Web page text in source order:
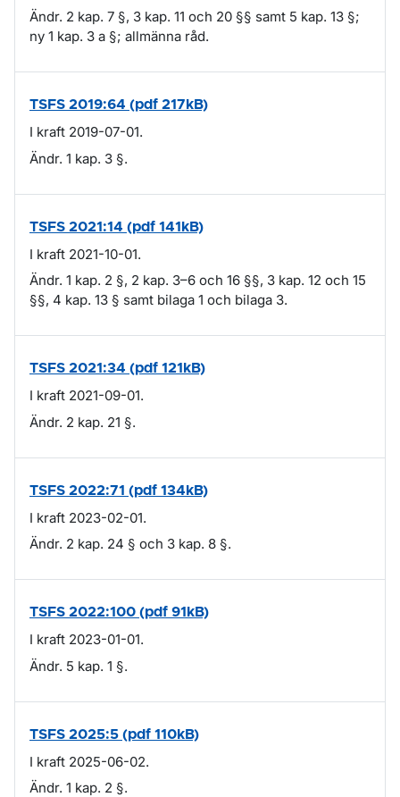
Ändr. 2 kap. 7 §, 3 kap. 11 och 20 §§ samt 5 kap. 13 §;
ny 1 kap. 3 a §; allmänna råd.
TSFS 2019:64 (pdf 217kB)
I kraft 2019-07-01.
Ändr. 1 kap. 3 §.
TSFS 2021:14 (pdf 141kB)
I kraft 2021-10-01.
Ändr. 1 kap. 2 §, 2 kap. 3–6 och 16 §§, 3 kap. 12 och 15
§§, 4 kap. 13 § samt bilaga 1 och bilaga 3.
TSFS 2021:34 (pdf 121kB)
I kraft 2021-09-01.
Ändr. 2 kap. 21 §.
TSFS 2022:71 (pdf 134kB)
I kraft 2023-02-01.
Ändr. 2 kap. 24 § och 3 kap. 8 §.
TSFS 2022:100 (pdf 91kB)
I kraft 2023-01-01.
Ändr. 5 kap. 1 §.
TSFS 2025:5 (pdf 110kB)
I kraft 2025-06-02.
Ändr. 1 kap. 2 §.